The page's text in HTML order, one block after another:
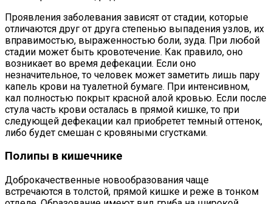
Проявления заболевания зависят от стадии, которые
отличаются друг от друга степенью выпадения узлов, их
вправимостью, выраженностью боли, зуда. При любой
стадии может быть кровотечение. Как правило, оно
возникает во время дефекации. Если оно
незначительное, то человек может заметить лишь пару
капель крови на туалетной бумаге. При интенсивном,
кал полностью покрыт красной алой кровью. Если после
стула часть крови осталась в прямой кишке, то при
следующей дефекации кал приобретет темный оттенок,
либо будет смешан с кровяными сгустками.
Полипы в кишечнике
Доброкачественные новообразования чаще
встречаются в толстой, прямой кишке и реже в тонком